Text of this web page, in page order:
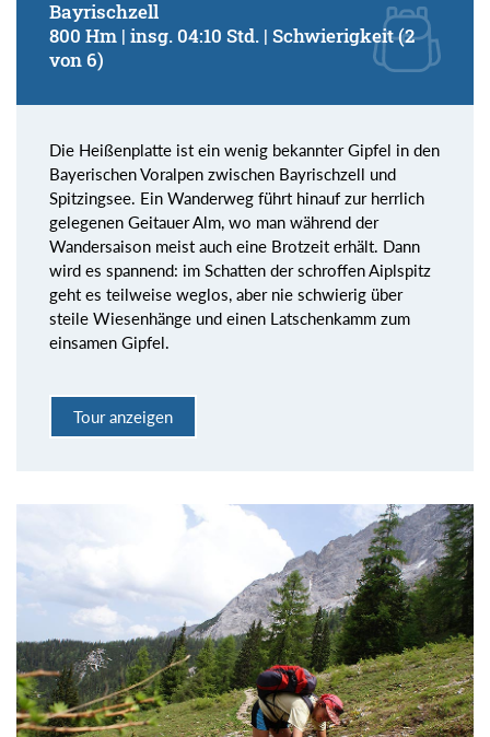
Bayrischzell
800 Hm | insg. 04:10 Std. | Schwierigkeit (2
von 6)
Die Heißenplatte ist ein wenig bekannter Gipfel in den
Bayerischen Voralpen zwischen Bayrischzell und
Spitzingsee. Ein Wanderweg führt hinauf zur herrlich
gelegenen Geitauer Alm, wo man während der
Wandersaison meist auch eine Brotzeit erhält. Dann
wird es spannend: im Schatten der schroffen Aiplspitz
geht es teilweise weglos, aber nie schwierig über
steile Wiesenhänge und einen Latschenkamm zum
einsamen Gipfel.
Tour anzeigen